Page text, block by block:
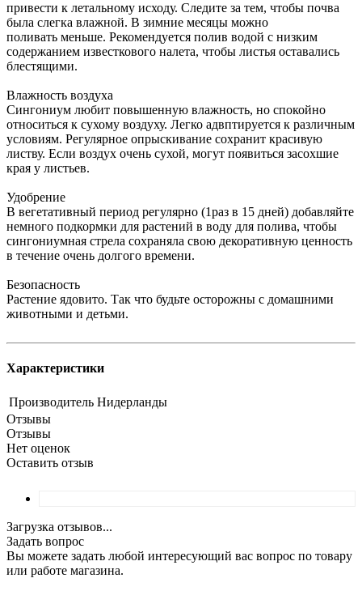
привести к летальному исходу. Следите за тем, чтобы почва
была слегка влажной. В зимние месяцы можно
поливать меньше. Рекомендуется полив водой с низким
содержанием известкового налета, чтобы листья оставались
блестящими.
Влажность воздуха
Сингониум любит повышенную влажность, но спокойно
относиться к сухому воздуху. Легко адвптируется к различным
условиям. Регулярное опрыскивание сохранит красивую
листву. Если воздух очень сухой, могут появиться засохшие
края у листьев.
Удобрение
В вегетативный период регулярно (1раз в 15 дней) добавляйте
немного подкормки для растений в воду для полива, чтобы
сингониумная стрела сохраняла свою декоративную ценность
в течение очень долгого времени.
Безопасность
Растение ядовито. Так что будьте осторожны с домашними
животными и детьми.
Характеристики
Производитель Нидерланды
Отзывы
Отзывы
Нет оценок
Оставить отзыв
Загрузка отзывов...
Задать вопрос
Вы можете задать любой интересующий вас вопрос по товару
или работе магазина.